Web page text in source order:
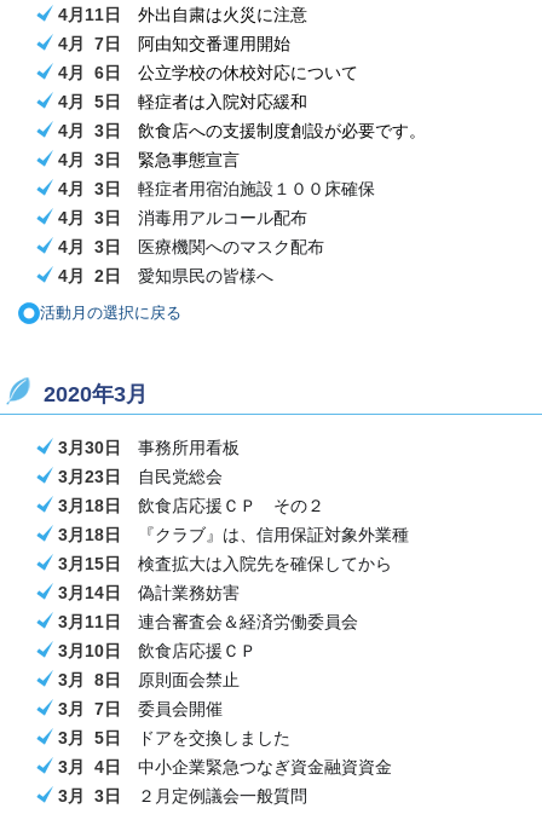
4月11日 外出自粛は火災に注意
4月 7日
阿由知交番運用開始
4月 6日 公立学校の休校対応について
4月 5日 軽症者は入院対応緩和
4月 3日 飲食店への支援制度創設が必要です。
4月 3日 緊急事態宣言
4月 3日 軽症者用宿泊施設１００床確保
4月 3日 消毒用アルコール配布
4月 3日
医療機関へのマスク配布
4月 2日 愛知県民の皆様へ
活動月の選択に戻る
2020年3月
3月30日 事務所用看板
3月23日
自民党総会
3月18日 飲食店応援 ＣＰ その２
3月18日
『クラブ』は、信用保証対象外業種
3月15日 検査拡大は入院先を確保してから
3月14日 偽計業務妨害
3月11日 連合審査会＆経済労働委員会
3月10日 飲食店応援 ＣＰ
3月 8日
原則面会禁止
3月 7日 委員会開催
3月 5日
ドアを交換しました
3月 4日 中小企業緊急つなぎ資金融資資金
3月 3日
２月定例議会一般質問